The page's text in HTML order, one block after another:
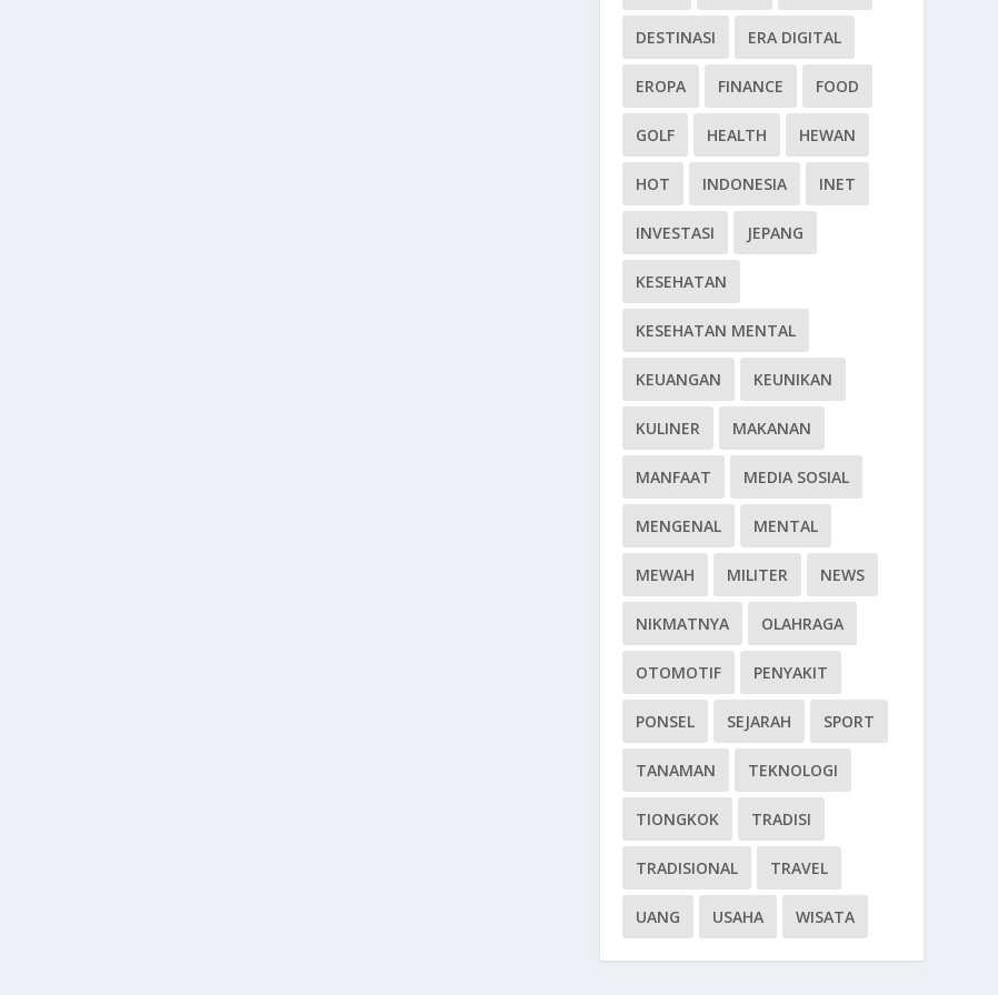
DESTINASI ERA DIGITAL
EROPA FINANCE FOOD
GOLF HEALTH HEWAN
HOT INDONESIA INET
INVESTASI JEPANG
KESEHATAN
KESEHATAN MENTAL
KEUANGAN KEUNIKAN
KULINER MAKANAN
MANFAAT MEDIA SOSIAL
MENGENAL MENTAL
MEWAH MILITER NEWS
NIKMATNYA OLAHRAGA
OTOMOTIF PENYAKIT
PONSEL SEJARAH SPORT
TANAMAN TEKNOLOGI
TIONGKOK TRADISI
TRADISIONAL TRAVEL
UANG USAHA WISATA